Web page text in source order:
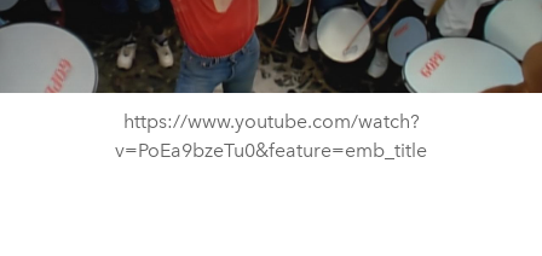
https://www.youtube.com/watch?
v=PoEa9bzeTu0&feature=emb_title